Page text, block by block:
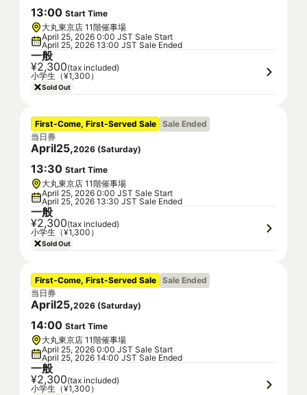
13:00 Start Time
大丸東京店 11階催事場
April 25, 2026 0:00 JST Sale Start
April 25, 2026 13:00 JST Sale Ended
一般
¥2,300(tax included)
小学生（¥1,300）
Sold Out
First-Come, First-Served Sale Sale Ended
当日券
April25,2026 (Saturday)
13:30 Start Time
大丸東京店 11階催事場
April 25, 2026 0:00 JST Sale Start
April 25, 2026 13:30 JST Sale Ended
一般
¥2,300(tax included)
小学生（¥1,300）
Sold Out
First-Come, First-Served Sale Sale Ended
当日券
April25,2026 (Saturday)
14:00 Start Time
大丸東京店 11階催事場
April 25, 2026 0:00 JST Sale Start
April 25, 2026 14:00 JST Sale Ended
一般
¥2,300(tax included)
小学生（¥1,300）